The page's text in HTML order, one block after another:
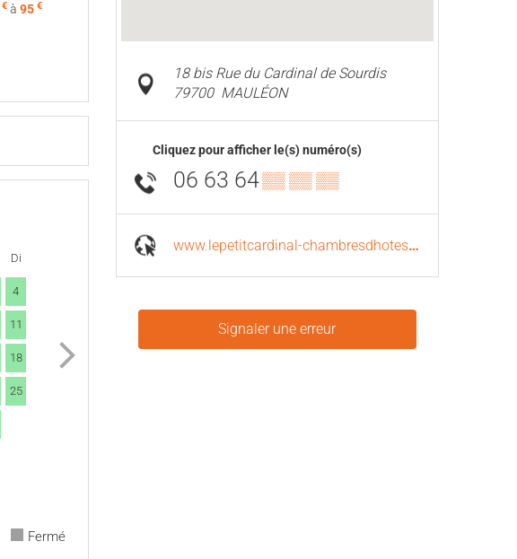
€ à95 €
Di
4
11
18
25
Fermé
18 bis Rue du Cardinal de Sourdis
79700 MAULÉON
Cliquez pour afficher le(s) numéro(s)
06 63 64▒▒ ▒▒ ▒▒
www.lepetitcardinal-chambresdhotes.com
Signaler une erreur